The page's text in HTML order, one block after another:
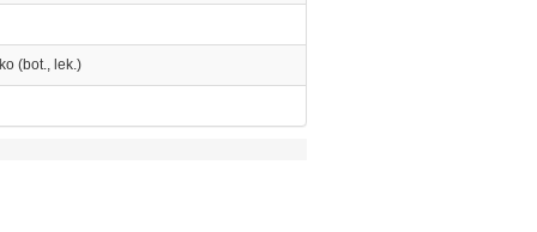
(bot., lek.)